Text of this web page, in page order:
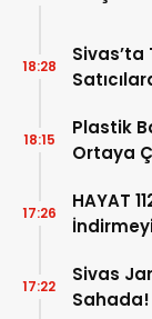
18:28
Plastik
Ortaya
18:15
HAYAT
17:26
Sivas
Sahada!
17:22